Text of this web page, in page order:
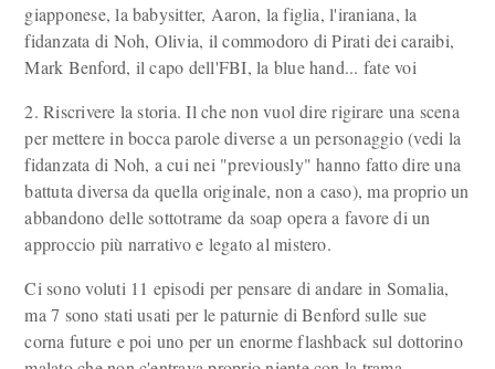
giapponese, la babysitter, Aaron, la figlia, l'iraniana, la
fidanzata di Noh, Olivia, il commodoro di Pirati dei caraibi,
Mark Benford, il capo dell'FBI, la blue hand... fate voi
2. Riscrivere la storia. Il che non vuol dire rigirare una scena
per mettere in bocca parole diverse a un personaggio (vedi la
fidanzata di Noh, a cui nei "previously" hanno fatto dire una
battuta diversa da quella originale, non a caso), ma proprio un
abbandono delle sottotrame da soap opera a favore di un
approccio più narrativo e legato al mistero.
Ci sono voluti 11 episodi per pensare di andare in Somalia,
ma 7 sono stati usati per le paturnie di Benford sulle sue
corna future e poi uno per un enorme flashback sul dottorino